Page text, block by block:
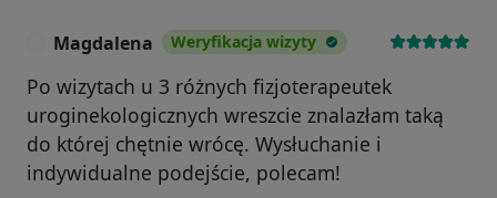
Magdalena Weryfikacja wizyty
Po wizytach u 3 różnych fizjoterapeutek
uroginekologicznych wreszcie znalazłam taką
do której chętnie wrócę. Wysłuchanie i
indywidualne podejście, polecam!